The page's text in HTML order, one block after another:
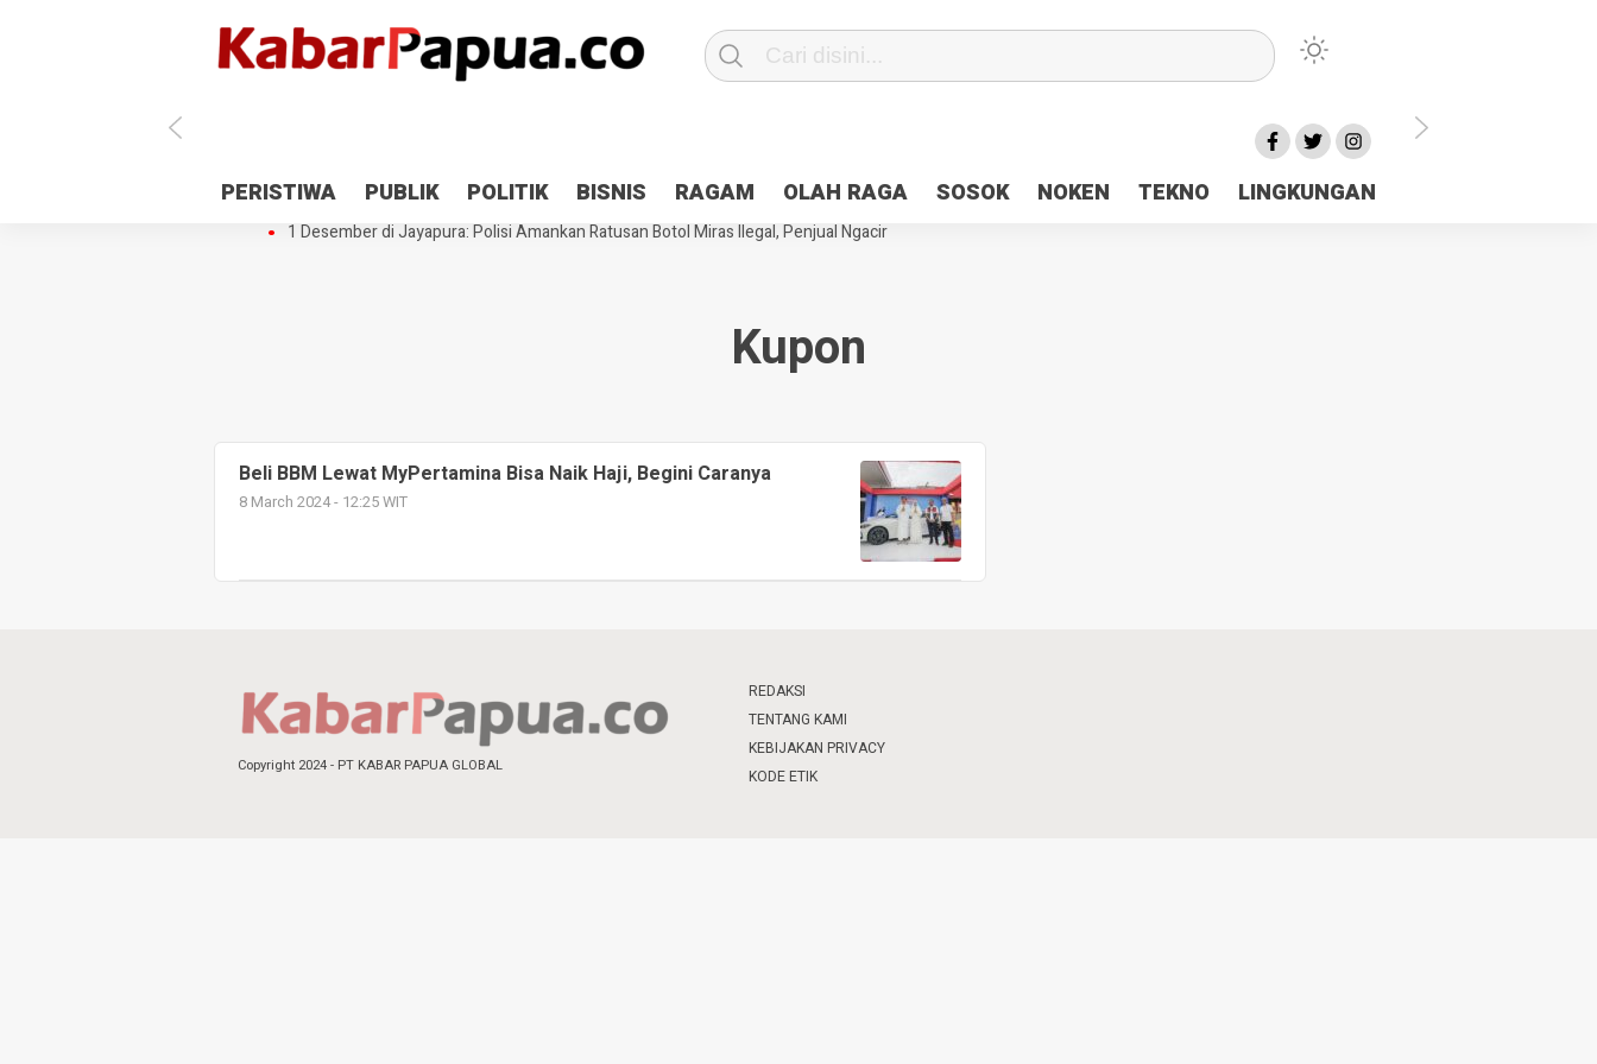
PERISTIWA PUBLIK POLITIK BISNIS RAGAM OLAH RAGA SOSOK NOKEN TEKNO LINGKUNGAN
Antisipasi 1 Desember, TNI Polri Patroli 2×24 jam di Kota Jayapura
Pesan Sejuk Polri di Deklarasi Pemilu Ceria Tanah Papua
Gedung Perpustakaan SMPN 5 Sentani Terbakar
Hibah Pilkada Jayapura Cair 10 Persen, Deposit Kas Daerah Rp23 Miliar Disorot
1 Desember di Jayapura: Polisi Amankan Ratusan Botol Miras Ilegal, Penjual Ngacir
Kupon
Beli BBM Lewat MyPertamina Bisa Naik Haji, Begini Caranya
8 March 2024 - 12:25 WIT
Copyright 2024 - PT KABAR PAPUA GLOBAL
REDAKSI
TENTANG KAMI
KEBIJAKAN PRIVACY
KODE ETIK